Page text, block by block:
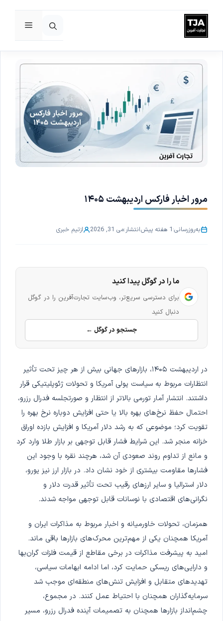
پرش
به
فهرست
مرور اخبار فارکس اردیبهشت ۱۴۰۵
به‌روزرسانی:1 هفته پیش انتشار:می 31, 2026 ازتیم خبری
ما را در گوگل پیدا کنید
برای دسترسی سریع‌تر، وب‌سایت تجارت‌آفرین را در گوگل
دنبال کنید
جستجو در گوگل ←
در اردیبهشت ۱۴۰۵، بازارهای جهانی بیش از هر چیز تحت تأثیر
انتظارات مربوط به سیاست پولی آمریکا و تحولات ژئوپلیتیکی قرار
داشتند. انتشار آمار تورمی بالاتر از انتظار و صورتجلسه فدرال رزرو،
احتمال حفظ نرخ‌های بهره بالا یا حتی افزایش دوباره نرخ بهره را
تقویت کرد؛ موضوعی که به رشد دلار آمریکا و افزایش بازده اوراق
خزانه منجر شد. این شرایط فشار قابل توجهی بر بازار طلا وارد کرد
و مانع از تداوم روند صعودی آن شد، هرچند نقره با وجود این
فشارها مقاومت بیشتری از خود نشان داد. در بازار ارز نیز یورو،
دلار استرالیا و سایر ارزهای رقیب تحت تأثیر قدرت دلار و
نگرانی‌های اقتصادی با نوسانات قابل توجهی مواجه شدند.
همزمان، تحولات خاورمیانه و اخبار مربوط به مذاکرات ایران و
آمریکا همچنان یکی از مهم‌ترین محرک‌های بازارها باقی ماند.
امید به پیشرفت مذاکرات در برخی مقاطع از قیمت فلزات گران‌بها
و دارایی‌های ریسکی حمایت کرد، اما ادامه ابهامات سیاسی،
تهدیدهای متقابل و افزایش تنش‌های منطقه‌ای موجب شد
سرمایه‌گذاران همچنان با احتیاط عمل کنند. در مجموع،
چشم‌انداز بازارها همچنان به تصمیمات آینده فدرال رزرو، مسیر